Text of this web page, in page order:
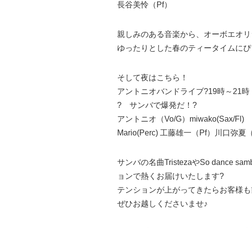
長谷美怜（Pf）
親しみのある音楽から、オーボエオ
ゆったりとした春のティータイムに
そして夜はこちら！
アントニオバンドライブ?19時～21時
? サンバで爆発だ！?
アントニオ（Vo/G）miwako(Sax/Fl)
Mario(Perc) 工藤雄一（Pf）川口弥夏
サンバの名曲TristezaやSo dance
ョンで熱くお届けいたします?
テンションが上がってきたらお客様
ぜひお越しくださいませ♪